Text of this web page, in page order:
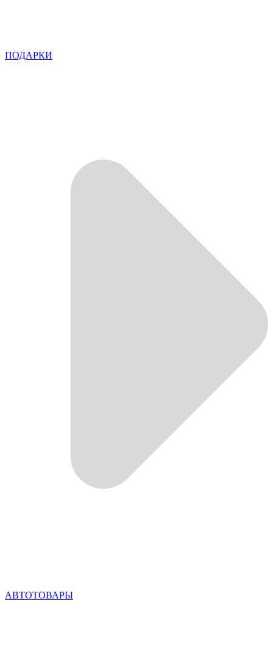
ПОДАРКИ
АВТОТОВАРЫ